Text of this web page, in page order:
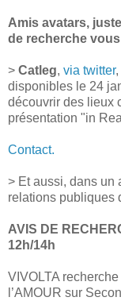
Amis avatars,
de recherche
> Catleg, via twitter,
disponibles le 24
découvrir des lieux
présentation "in
Contact.
> Et aussi, dans un
relations publiques
AVIS DE
12h/14h
VIVOLTA
l’AMOUR sur